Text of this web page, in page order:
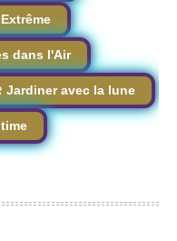
dans l'Air
Jardiner avec la lune